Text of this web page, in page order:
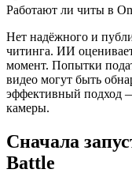
Работают ли читы в
Нет надёжного и
читинга. ИИ
момент. Попытки
видео могут быть
эффективный подход
камеры.
Сначала
Battle